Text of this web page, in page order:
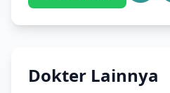
Dokter Lainnya